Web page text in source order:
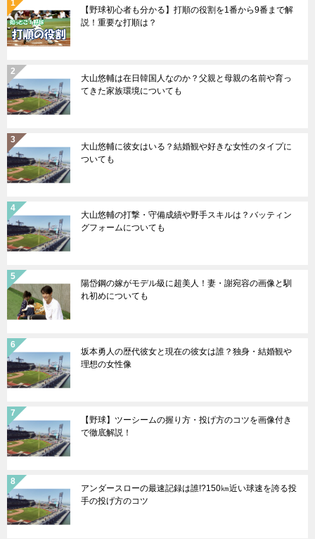
【野球初心者も分かる】打順の役割を1番から9番まで解
説！重要な打順は？
大山悠輔は在日韓国人なのか？父親と母親の名前や育っ
てきた家族環境についても
大山悠輔に彼女はいる？結婚観や好きな女性のタイプに
ついても
大山悠輔の打撃・守備成績や野手スキルは？バッティン
グフォームについても
陽岱鋼の嫁がモデル級に超美人！妻・謝宛容の画像と馴
れ初めについても
坂本勇人の歴代彼女と現在の彼女は誰？独身・結婚観や
理想の女性像
【野球】ツーシームの握り方・投げ方のコツを画像付き
で徹底解説！
アンダースローの最速記録は誰!?150㎞近い球速を誇る投
手の投げ方のコツ